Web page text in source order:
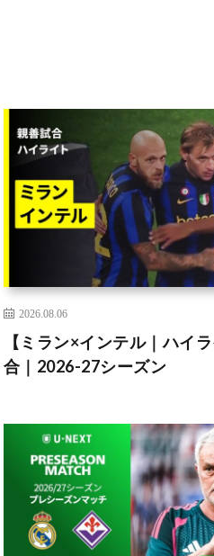
2026.08.06
【ミラン×インテル｜ハイ
合｜2026-27シーズン